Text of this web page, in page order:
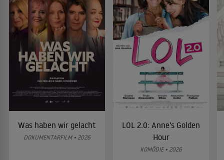
Was haben wir gelacht
DOKUMENTARFILM • 2026
LOL 2.0: Anne’s Golden
Hour
KOMÖDIE • 2026